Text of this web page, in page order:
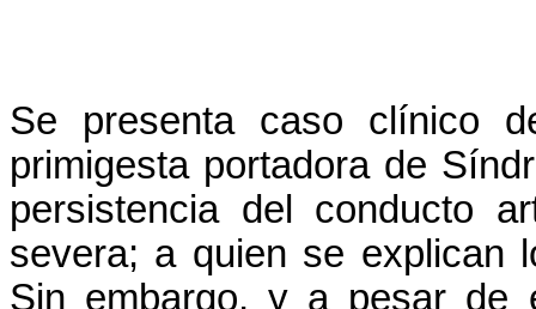
Se presenta caso clínico
primigesta portadora de
persistencia del conducto
severa; a quien se explican
Sin embargo, y a pesar de